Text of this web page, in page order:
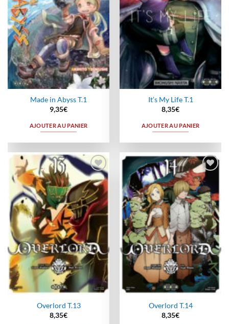
Made in Abyss T.1
9,35€
AJOUTER AU PANIER
It’s My Life T.1
8,35€
AJOUTER AU PANIER
Ajouter
à la
wishlist
Overlord T.13
8,35€
Ajouter
à la
wishlist
Overlord T.14
8,35€